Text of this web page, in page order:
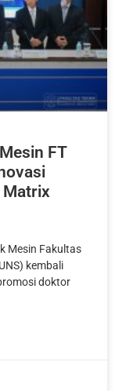
FT
Matrix
Mesin Fakultas
kembali
doktor